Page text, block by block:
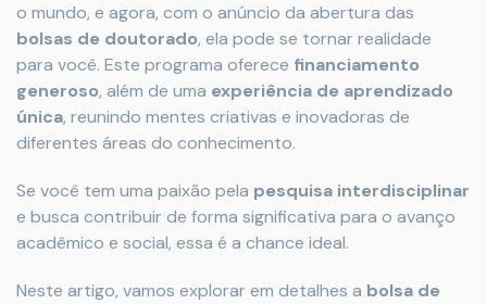
o mundo, e agora, com o anúncio da abertura das
bolsas de doutorado, ela pode se tornar realidade
para você. Este programa oferece financiamento
generoso, além de uma experiência de aprendizado
única, reunindo mentes criativas e inovadoras de
diferentes áreas do conhecimento.
Se você tem uma paixão pela pesquisa interdisciplinar
e busca contribuir de forma significativa para o avanço
acadêmico e social, essa é a chance ideal.
Neste artigo, vamos explorar em detalhes a bolsa de